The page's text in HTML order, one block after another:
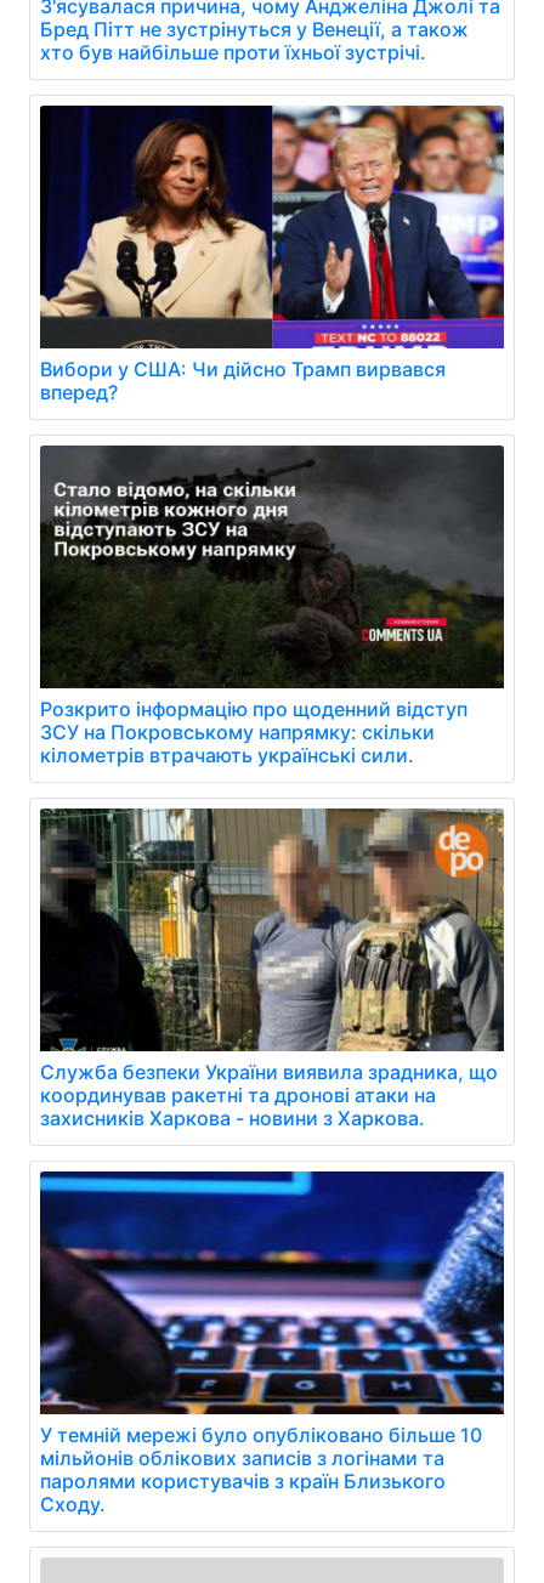
З'ясувалася причина, чому Анджеліна Джолі та
Бред Пітт не зустрінуться у Венеції, а також
хто був найбільше проти їхньої зустрічі.
Вибори у США: Чи дійсно Трамп вирвався
вперед?
Розкрито інформацію про щоденний відступ
ЗСУ на Покровському напрямку: скільки
кілометрів втрачають українські сили.
Служба безпеки України виявила зрадника, що
координував ракетні та дронові атаки на
захисників Харкова - новини з Харкова.
У темній мережі було опубліковано більше 10
мільйонів облікових записів з логінами та
паролями користувачів з країн Близького
Сходу.